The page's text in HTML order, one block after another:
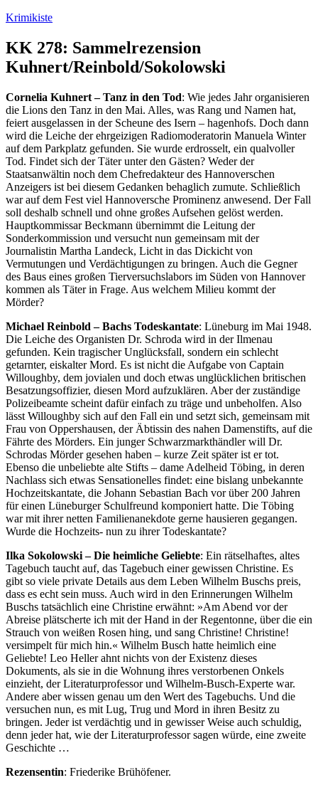
Zum
springen
Krimikiste
KK 278: Sammelrezension
Kuhnert/Reinbold/Sokolowski
Cornelia Kuhnert – Tanz in den Tod: Wie jedes Jahr organisieren
die Lions den Tanz in den Mai. Alles, was Rang und Namen hat,
feiert ausgelassen in der Scheune des Isern – hagenhofs. Doch dann
wird die Leiche der ehrgeizigen Radiomoderatorin Manuela Winter
auf dem Parkplatz gefunden. Sie wurde erdrosselt, ein qualvoller
Tod. Findet sich der Täter unter den Gästen? Weder der
Staatsanwältin noch dem Chefredakteur des Hannoverschen
Anzeigers ist bei diesem Gedanken behaglich zumute. Schließlich
war auf dem Fest viel Hannoversche Prominenz anwesend. Der Fall
soll deshalb schnell und ohne großes Aufsehen gelöst werden.
Hauptkommissar Beckmann übernimmt die Leitung der
Sonderkommission und versucht nun gemeinsam mit der
Journalistin Martha Landeck, Licht in das Dickicht von
Vermutungen und Verdächtigungen zu bringen. Auch die Gegner
des Baus eines großen Tierversuchslabors im Süden von Hannover
kommen als Täter in Frage. Aus welchem Milieu kommt der
Mörder?
Michael Reinbold – Bachs Todeskantate: Lüneburg im Mai 1948.
Die Leiche des Organisten Dr. Schroda wird in der Ilmenau
gefunden. Kein tragischer Unglücksfall, sondern ein schlecht
getarnter, eiskalter Mord. Es ist nicht die Aufgabe von Captain
Willoughby, dem jovialen und doch etwas unglücklichen britischen
Besatzungsoffizier, diesen Mord aufzuklären. Aber der zuständige
Polizeibeamte scheint dafür einfach zu träge und unbeholfen. Also
lässt Willoughby sich auf den Fall ein und setzt sich, gemeinsam mit
Frau von Oppershausen, der Äbtissin des nahen Damenstifts, auf die
Fährte des Mörders. Ein junger Schwarzmarkthändler will Dr.
Schrodas Mörder gesehen haben – kurze Zeit später ist er tot.
Ebenso die unbeliebte alte Stifts – dame Adelheid Töbing, in deren
Nachlass sich etwas Sensationelles findet: eine bislang unbekannte
Hochzeitskantate, die Johann Sebastian Bach vor über 200 Jahren
für einen Lüneburger Schulfreund komponiert hatte. Die Töbing
war mit ihrer netten Familienanekdote gerne hausieren gegangen.
Wurde die Hochzeits- nun zu ihrer Todeskantate?
Ilka Sokolowski – Die heimliche Geliebte: Ein rätselhaftes, altes
Tagebuch taucht auf, das Tagebuch einer gewissen Christine. Es
gibt so viele private Details aus dem Leben Wilhelm Buschs preis,
dass es echt sein muss. Auch wird in den Erinnerungen Wilhelm
Buschs tatsächlich eine Christine erwähnt: »Am Abend vor der
Abreise plätscherte ich mit der Hand in der Regentonne, über die ein
Strauch von weißen Rosen hing, und sang Christine! Christine!
versimpelt für mich hin.« Wilhelm Busch hatte heimlich eine
Geliebte! Leo Heller ahnt nichts von der Existenz dieses
Dokuments, als sie in die Wohnung ihres verstorbenen Onkels
einzieht, der Literaturprofessor und Wilhelm-Busch-Experte war.
Andere aber wissen genau um den Wert des Tagebuchs. Und die
versuchen nun, es mit Lug, Trug und Mord in ihren Besitz zu
bringen. Jeder ist verdächtig und in gewisser Weise auch schuldig,
denn jeder hat, wie der Literaturprofessor sagen würde, eine zweite
Geschichte …
Rezensentin: Friederike Brühöfener.